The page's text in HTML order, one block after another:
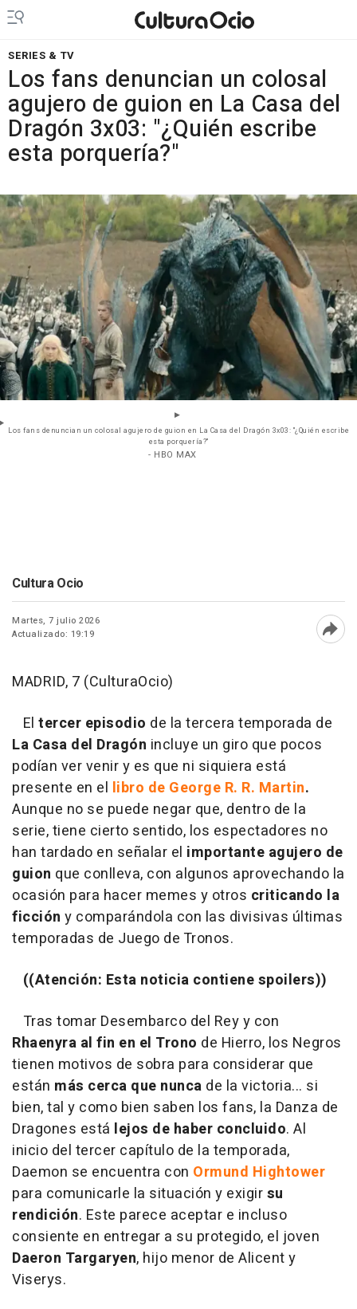
SERIES & TV
Los fans denuncian un colosal
agujero de guion en La Casa del
Dragón 3x03: "¿Quién escribe
esta porquería?"
Los fans denuncian un colosal agujero de guion en La Casa del Dragón 3x03: "¿Quién escribe
esta porquería?"
- HBO MAX
Cultura Ocio
Martes, 7 julio 2026
Actualizado: 19:19
MADRID, 7 (CulturaOcio)
El tercer episodio de la tercera temporada de
La Casa del Dragón incluye un giro que pocos
podían ver venir y es que ni siquiera está
presente en el libro de George R. R. Martin.
Aunque no se puede negar que, dentro de la
serie, tiene cierto sentido, los espectadores no
han tardado en señalar el importante agujero de
guion que conlleva, con algunos aprovechando la
ocasión para hacer memes y otros criticando la
ficción y comparándola con las divisivas últimas
temporadas de Juego de Tronos.
((Atención: Esta noticia contiene spoilers))
Tras tomar Desembarco del Rey y con
Rhaenyra al fin en el Trono de Hierro, los Negros
tienen motivos de sobra para considerar que
están más cerca que nunca de la victoria... si
bien, tal y como bien saben los fans, la Danza de
Dragones está lejos de haber concluido. Al
inicio del tercer capítulo de la temporada,
Daemon se encuentra con Ormund Hightower
para comunicarle la situación y exigirsu
rendición. Este parece aceptar e incluso
consiente en entregar a su protegido, el joven
Daeron Targaryen, hijo menor de Alicent y
Viserys.